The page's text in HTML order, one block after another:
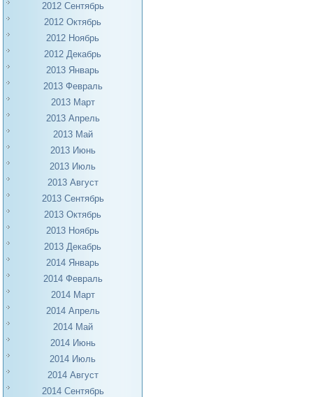
2012 Сентябрь
2012 Октябрь
2012 Ноябрь
2012 Декабрь
2013 Январь
2013 Февраль
2013 Март
2013 Апрель
2013 Май
2013 Июнь
2013 Июль
2013 Август
2013 Сентябрь
2013 Октябрь
2013 Ноябрь
2013 Декабрь
2014 Январь
2014 Февраль
2014 Март
2014 Апрель
2014 Май
2014 Июнь
2014 Июль
2014 Август
2014 Сентябрь